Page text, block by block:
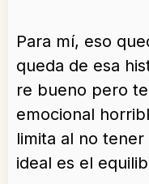
Para mí, eso
queda de esa
re bueno pero
emocional
limita al no
ideal es el